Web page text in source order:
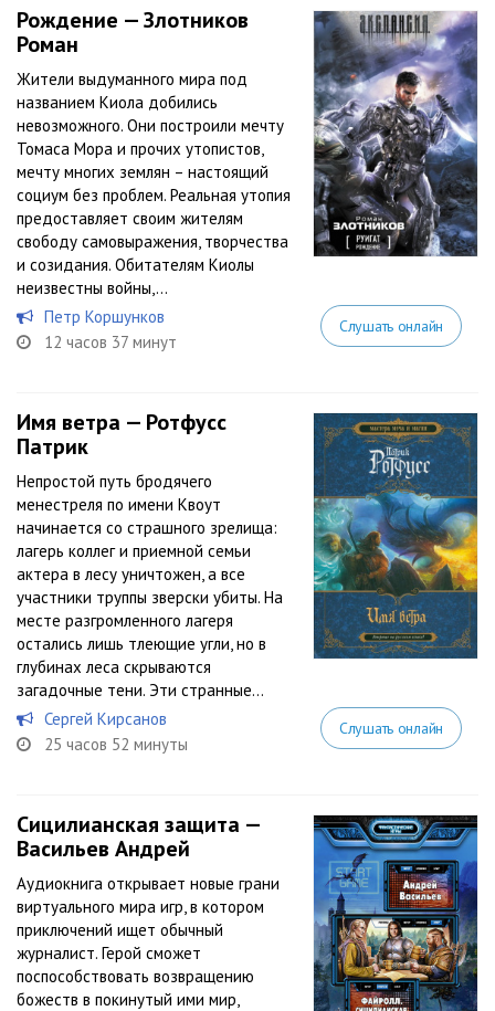
Рождение — Злотников
Роман
Жители выдуманного мира под
названием Киола добились
невозможного. Они построили мечту
Томаса Мора и прочих утопистов,
мечту многих землян – настоящий
социум без проблем. Реальная утопия
предоставляет своим жителям
свободу самовыражения, творчества
и созидания. Обитателям Киолы
неизвестны войны,...
Петр Коршунков
12 часов 37 минут
Слушать онлайн
Имя ветра — Ротфусс
Патрик
Непростой путь бродячего
менестреля по имени Квоут
начинается со страшного зрелища:
лагерь коллег и приемной семьи
актера в лесу уничтожен, а все
участники труппы зверски убиты. На
месте разгромленного лагеря
остались лишь тлеющие угли, но в
глубинах леса скрываются
загадочные тени. Эти странные...
Сергей Кирсанов
25 часов 52 минуты
Слушать онлайн
Сицилианская защита —
Васильев Андрей
Аудиокнига открывает новые грани
виртуального мира игр, в котором
приключений ищет обычный
журналист. Герой сможет
поспособствовать возвращению
божеств в покинутый ими мир,